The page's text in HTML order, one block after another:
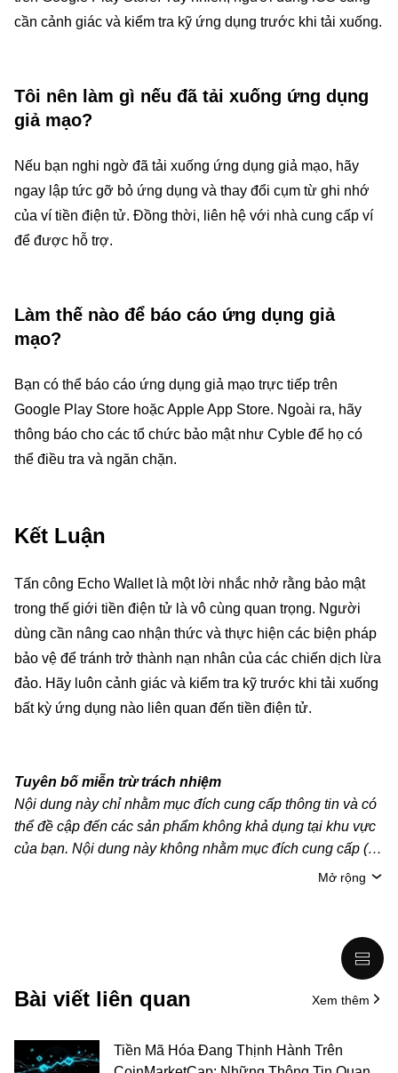
cần cảnh giác và kiểm tra kỹ ứng dụng trước khi tải xuống.
Tôi nên làm gì nếu đã tải xuống ứng dụng
giả mạo?
Nếu bạn nghi ngờ đã tải xuống ứng dụng giả mạo, hãy
ngay lập tức gỡ bỏ ứng dụng và thay đổi cụm từ ghi nhớ
của ví tiền điện tử. Đồng thời, liên hệ với nhà cung cấp ví
để được hỗ trợ.
Làm thế nào để báo cáo ứng dụng giả
mạo?
Bạn có thể báo cáo ứng dụng giả mạo trực tiếp trên
Google Play Store hoặc Apple App Store. Ngoài ra, hãy
thông báo cho các tổ chức bảo mật như Cyble để họ có
thể điều tra và ngăn chặn.
Kết Luận
Tấn công Echo Wallet là một lời nhắc nhở rằng bảo mật
trong thế giới tiền điện tử là vô cùng quan trọng. Người
dùng cần nâng cao nhận thức và thực hiện các biện pháp
bảo vệ để tránh trở thành nạn nhân của các chiến dịch lừa
đảo. Hãy luôn cảnh giác và kiểm tra kỹ trước khi tải xuống
bất kỳ ứng dụng nào liên quan đến tiền điện tử.
Tuyên bố miễn trừ trách nhiệm
Nội dung này chỉ nhằm mục đích cung cấp thông tin và có
thể đề cập đến các sản phẩm không khả dụng tại khu vực
của bạn. Nội dung này không nhằm mục đích cung cấp (i)
lời khuyên hoặc khuyến nghị đầu tư; (ii) đề nghị hoặc chào
sản kỹ thuật số/crypto, bao gồm cả stablecoin, có mức độ
rủi ro cao và có thể biến động mạnh. Bạn nên cân nhắc kỹ
xem việc giao dịch hoặc nắm giữ crypto/tài sản kỹ thuật số
có phù hợp với bạn hay không, dựa trên tình hình tài chính
lý/thuế/đầu tư để được giải đáp câu hỏi về tình hình cụ thể
Mở rộng
Bài viết liên quan Xem thêm
Tiền Mã Hóa Đang Thịnh Hành Trên